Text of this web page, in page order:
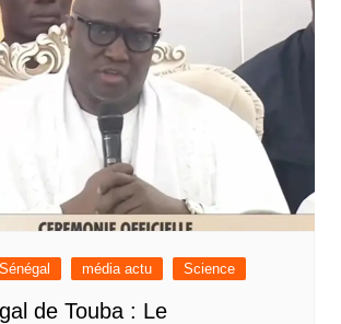
média actu Science
de Touba : Le